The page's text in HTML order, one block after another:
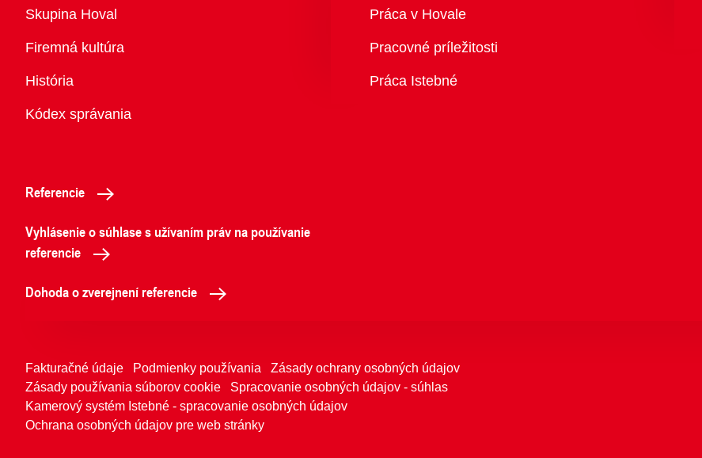
Prehľad
Skupina Hoval
Firemná kultúra
História
Kódex správania
Prehľad
Práca v Hovale
Pracovné príležitosti
Práca Istebné
Referencie
Vyhlásenie o súhlase s užívaním práv na používanie
referencie
Dohoda o zverejnení referencie
Fakturačné údaje Podmienky používania
Zásady ochrany osobných údajov
Zásady používania súborov cookie
Spracovanie osobných údajov - súhlas
Kamerový systém Istebné - spracovanie osobných údajov
Ochrana osobných údajov pre web stránky